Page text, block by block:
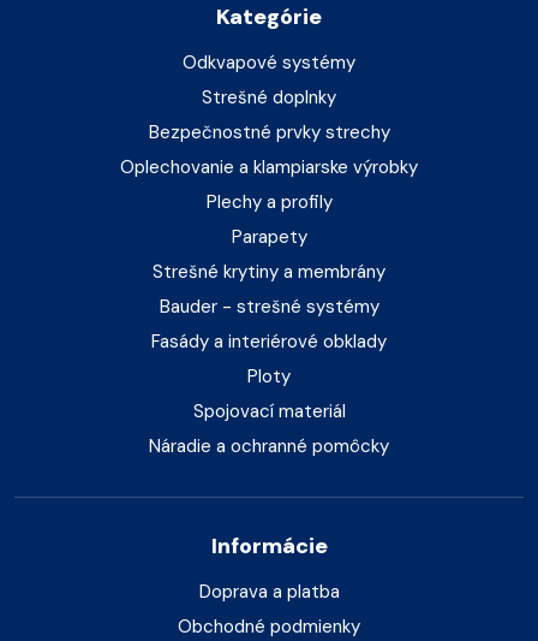
Kategórie
Odkvapové systémy
Strešné doplnky
Bezpečnostné prvky strechy
Oplechovanie a klampiarske výrobky
Plechy a profily
Parapety
Strešné krytiny a membrány
Bauder - strešné systémy
Fasády a interiérové obklady
Ploty
Spojovací materiál
Náradie a ochranné pomôcky
Informácie
Doprava a platba
Obchodné podmienky